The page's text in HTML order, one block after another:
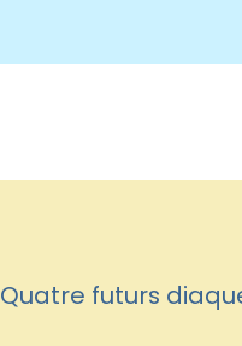
Quatre futurs